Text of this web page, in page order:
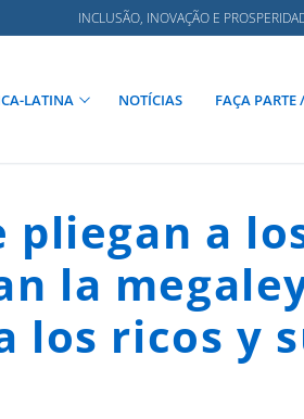
INCLUSÃO, INOVAÇÃO E
LATINA NOTÍCIAS FAÇA PARTE
a
la
los ricos y